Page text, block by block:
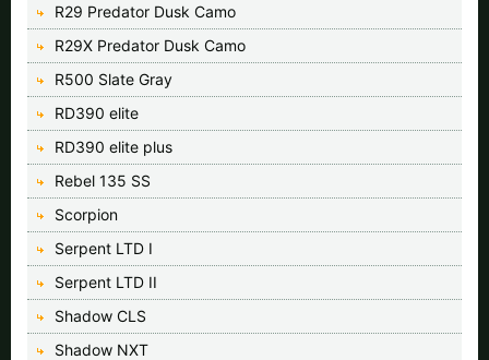
R29 Predator Dusk Camo
R29X Predator Dusk Camo
R500 Slate Gray
RD390 elite
RD390 elite plus
Rebel 135 SS
Scorpion
Serpent LTD I
Serpent LTD II
Shadow CLS
Shadow NXT